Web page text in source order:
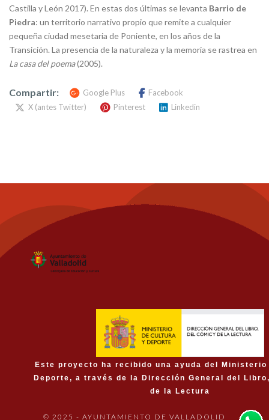
Castilla y León 2017). En estas dos últimas se levanta Barrio de
Piedra: un territorio narrativo propio que remite a cualquier
pequeña ciudad mesetaria de Poniente, en los años de la
Transición. La presencia de la naturaleza y la memoria se rastrea en
La casa del poema(2005).
Compartir: Google Plus
Facebook
X (antes Twitter)
Pinterest Linkedin
Este proyecto ha recibido una ayuda del
Deporte, a través de la Dirección General del
de la Lectura
© 2025 - AYUNTAMIENTO DE VALLADOLID